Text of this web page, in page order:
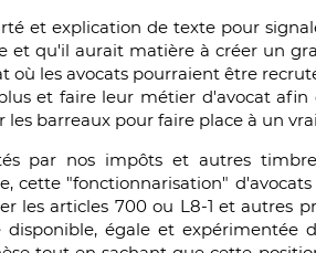
et explication de texte pour
et qu'il aurait matière à créer un
où les avocats pourraient être
et faire leur métier d'avocat
les barreaux pour faire place à un
par nos impôts et autres
cette "fonctionnarisation"
les articles 700 ou L8-1 et autres
disponible, égale et expérimentée